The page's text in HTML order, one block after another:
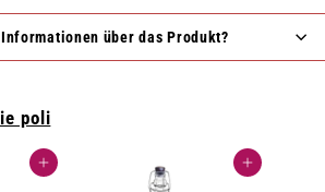
über das Produkt?
poli
In den Einkaufswagen legen In den Einkaufswagen legen